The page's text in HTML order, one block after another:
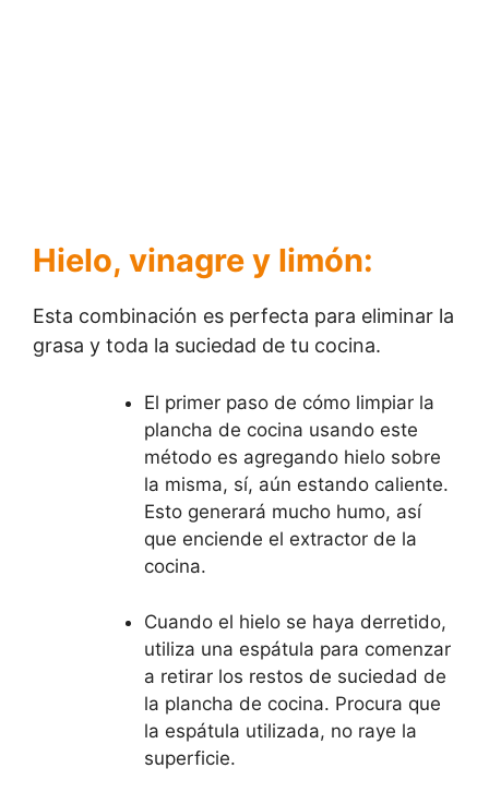
Hielo, vinagre y limón:
Esta combinación es perfecta para eliminar la
grasa y toda la suciedad de tu cocina.
El primer paso de cómo limpiar la
plancha de cocina usando este
método es agregando hielo sobre
la misma, sí, aún estando caliente.
Esto generará mucho humo, así
que enciende el extractor de la
cocina.
Cuando el hielo se haya derretido,
utiliza una espátula para comenzar
a retirar los restos de suciedad de
la plancha de cocina. Procura que
la espátula utilizada, no raye la
superficie.